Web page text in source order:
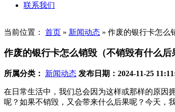
联系我们
当前位置： 首页 » 新闻动态 » 作废的银行卡怎么
作废的银行卡怎么销毁（不销毁有什么后
所属分类： 新闻动态 发布日期：2024-11-25
在日常生活中，我们总会因为这样或那样的原因
呢？如果不销毁，又会带来什么后果呢？今天，